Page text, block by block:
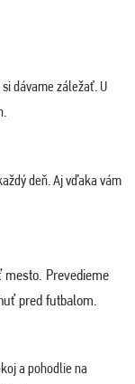
dávame záležať. U
deň. Aj vďaka vám
Prevedieme
pred futbalom.
a pohodlie na